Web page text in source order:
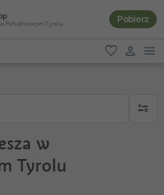
Południowym Tyrolu Pobierz
ulubione
brak
w
Tyrolu